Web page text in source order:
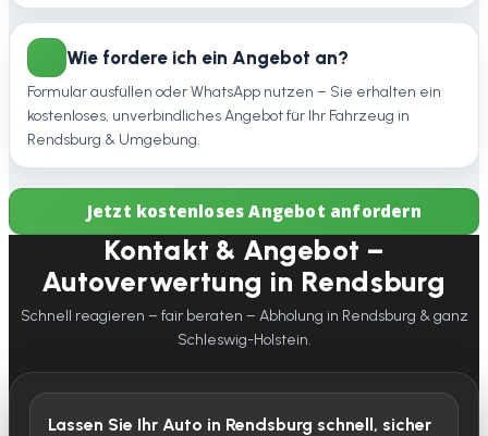
Wie fordere ich ein Angebot an?
Formular ausfüllen oder WhatsApp nutzen – Sie erhalten ein
kostenloses, unverbindliches Angebot für Ihr Fahrzeug in
Rendsburg & Umgebung.
Jetzt kostenloses Angebot anfordern
Kontakt & Angebot –
Autoverwertung in Rendsburg
Schnell reagieren – fair beraten – Abholung in Rendsburg & ganz
Schleswig-Holstein.
Lassen Sie Ihr Auto in Rendsburg schnell, sicher